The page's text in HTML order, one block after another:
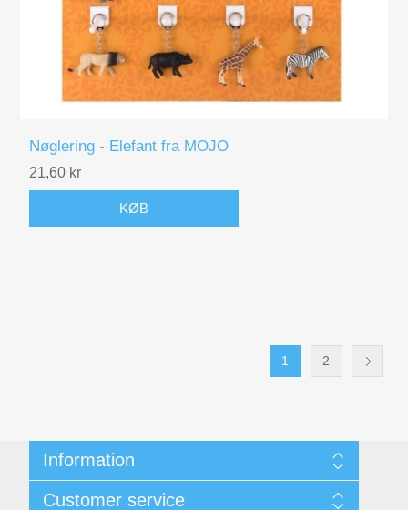
Nøglering - Elefant fra MOJO
21,60 kr
KØB
1 2
Information
Handelsbetingelser
Customer service